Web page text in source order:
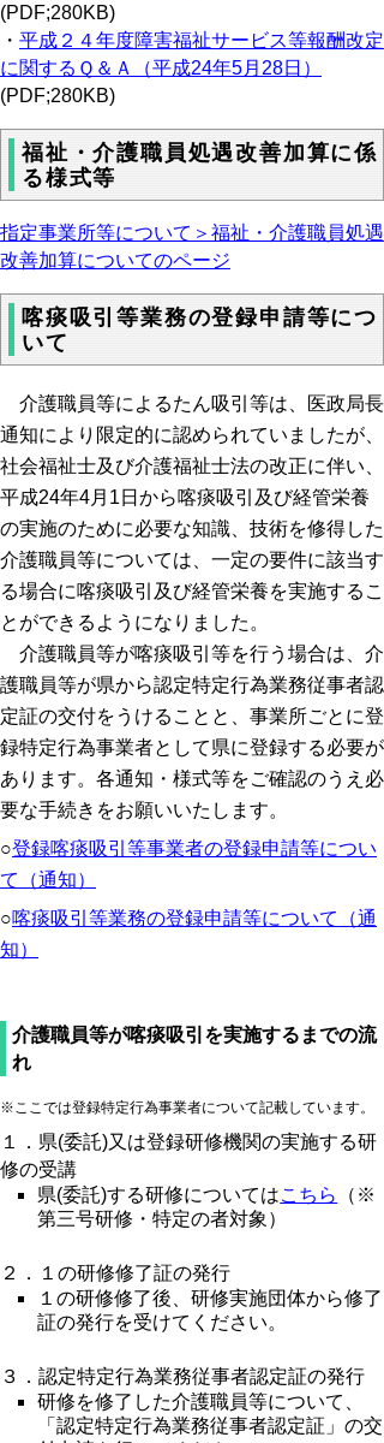
(PDF;280KB)
・ 平成２４年度障害福祉サービス等報酬改定
に関するＱ＆Ａ（平成24年5月28日）
(PDF;280KB)
福祉・介護職員処遇改善加算に係
る様式等
指定事業所等について＞福祉・介護職員処遇
改善加算についてのページ
喀痰吸引等業務の登録申請等につ
いて
介護職員等によるたん吸引等は、医政局長
通知により限定的に認められていましたが、
社会福祉士及び介護福祉士法の改正に伴い、
平成24年4月1日から喀痰吸引及び経管栄養
の実施のために必要な知識、技術を修得した
介護職員等については、一定の要件に該当す
る場合に喀痰吸引及び経管栄養を実施するこ
とができるようになりました。
介護職員等が喀痰吸引等を行う場合は、介
護職員等が県から認定特定行為業務従事者認
定証の交付をうけることと、事業所ごとに登
録特定行為事業者として県に登録する必要が
あります。各通知・様式等をご確認のうえ必
要な手続きをお願いいたします。
○登録喀痰吸引等事業者の登録申請等につい
て（通知）
○喀痰吸引等業務の登録申請等について（通
知）
介護職員等が喀痰吸引を実施するまでの流
れ
※ここでは登録特定行為事業者について記載しています。
１．県(委託)又は登録研修機関の実施する研
修の受講
県(委託)する研修についてはこちら
（※
第三号研修・特定の者対象）
２．１の研修修了証の発行
１の研修修了後、研修実施団体から修了
証の発行を受けてください。
３．認定特定行為業務従事者認定証の発行
研修を修了した介護職員等について、
「認定特定行為業務従事者認定証」の交